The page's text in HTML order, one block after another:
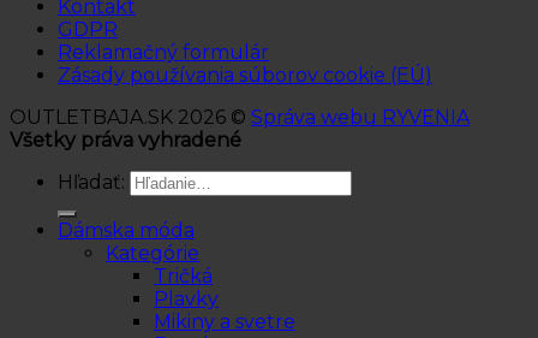
Kontakt
GDPR
Reklamačný formulár
Zásady používania súborov cookie (EÚ)
OUTLETBAJA.SK 2026 © Správa webu RYVENIA
Všetky práva vyhradené
Hľadať:
Dámska móda
Kategórie
Tričká
Plavky
Mikiny a svetre